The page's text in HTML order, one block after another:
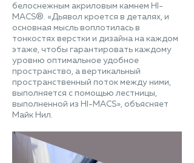
белоснежным акриловым камнем HI-
MACS®. «Дьявол кроется в деталях, и
основная мысль воплотилась в
тонкостях верстки и дизайна на каждом
этаже, чтобы гарантировать каждому
уровню оптимальное удобное
пространство, а вертикальный
пространственный поток между ними,
выполняется с помощью лестницы,
выполненной из HI-MACS», объясняет
Майк Нил.